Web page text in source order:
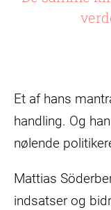
Et af hans
handling. Og
nølende
Mattias
indsatser og